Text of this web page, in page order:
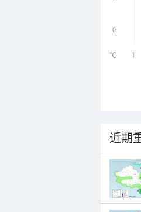
0
1
℃
近期